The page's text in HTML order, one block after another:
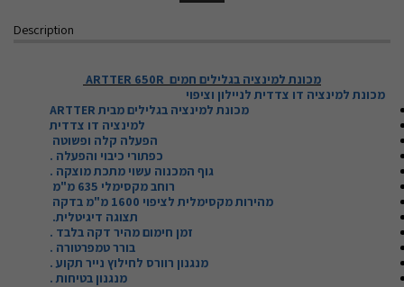
Description
מכונת למינציה בגלילים חמים ARTTER 650R
מכונת למינציה דו צדדית לניילון וציפוי
מכונת למינציה בגלילים מבית ARTTER
למינציה דו צדדית
הפעלה קלה ופשוטה
כפתורי כיבוי והפעלה .
גוף המכנוה עשוי מתכת מוצקה .
רוחב מקסימלי 635 מ"מ
מהירות מקסימלית לציפוי 1600 מ"מ בדקה
תצוגה דיגיטלית.
זמן חימום מהיר דקה בלבד .
בורר טמפרטורה .
מנגנון רוורס לחילוץ נייר תקוע .
מנגנון בטיחות .